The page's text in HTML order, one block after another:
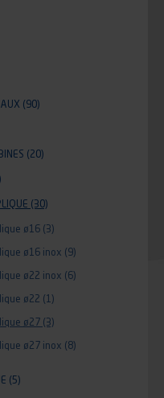
(90)
(20)
(30)
ø16 (3)
ø16 inox (9)
ø22 inox (6)
ø22 (1)
ø27 (3)
ø27 inox (8)
(5)